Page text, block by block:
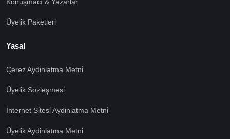
Üyelik Paketleri
Yasal
Çerez Aydinlatma Metni̇
Üyeli̇k Sözleşmesi̇
İnternet Si̇tesi̇ Aydinlatma Metni̇
Üyeli̇k Aydinlatma Metni̇